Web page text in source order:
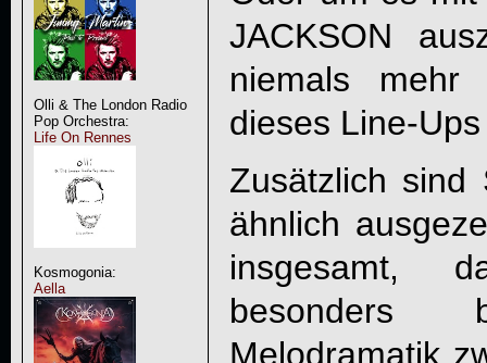
Olli & The London Radio
Pop Orchestra:
Life On Rennes
Kosmogonia:
Aella
JACKSON
niemals mehr
dieses Line-
Zusätzlich sind
ähnlich
insgesamt,
Melodramatik